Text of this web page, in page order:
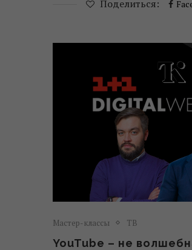
Поделиться:
Мастер-классы ТВ
YouTube – не